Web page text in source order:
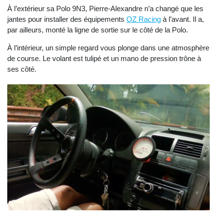
À l’extérieur sa Polo 9N3, Pierre-Alexandre n’a changé que les
jantes pour installer des équipements OZ Racing à l’avant. Il a,
par ailleurs, monté la ligne de sortie sur le côté de la Polo.
À l’intérieur, un simple regard vous plonge dans une atmosphère
de course. Le volant est tulipé et un mano de pression trône à
ses côté.